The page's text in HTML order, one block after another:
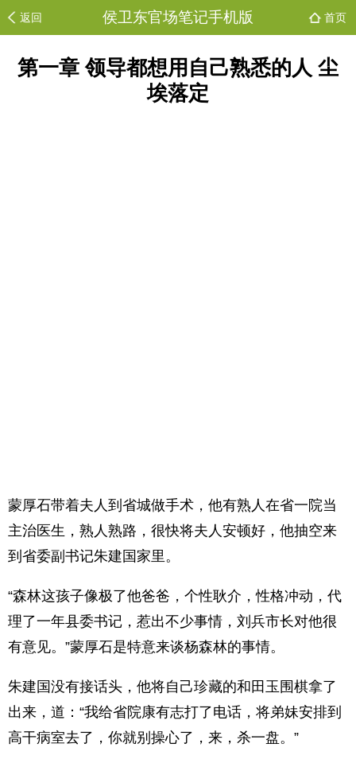
返回 侯卫东官场笔记手机版 首页
第一章 领导都想用自己熟悉的人 尘
埃落定
蒙厚石带着夫人到省城做手术，他有熟人在省一院当
主治医生，熟人熟路，很快将夫人安顿好，他抽空来
到省委副书记朱建国家里。
“森林这孩子像极了他爸爸，个性耿介，性格冲动，代
理了一年县委书记，惹出不少事情，刘兵市长对他很
有意见。”蒙厚石是特意来谈杨森林的事情。
朱建国没有接话头，他将自己珍藏的和田玉围棋拿了
出来，道：“我给省院康有志打了电话，将弟妹安排到
高干病室去了，你就别操心了，来，杀一盘。”